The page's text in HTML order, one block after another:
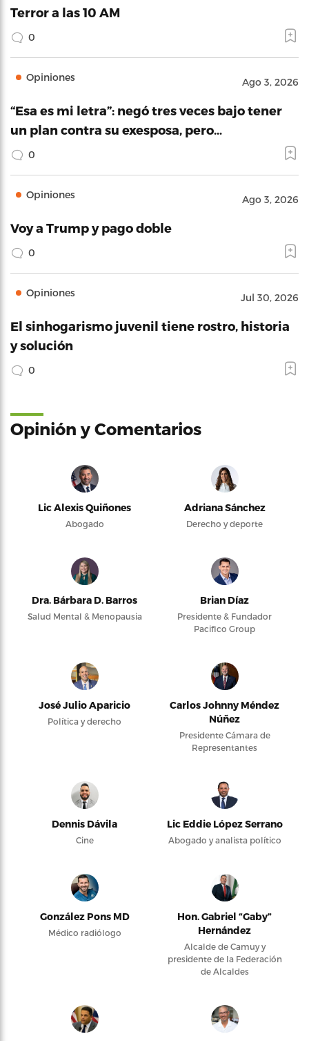
Terror a las 10 AM
0
Opiniones Ago 3, 2026
“Esa es mi letra”: negó tres veces bajo tener
un plan contra su exesposa, pero…
0
Opiniones Ago 3, 2026
Voy a Trump y pago doble
0
Opiniones Jul 30, 2026
El sinhogarismo juvenil tiene rostro, historia
y solución
0
Opinión y Comentarios
Lic Alexis Quiñones
Abogado
Adriana Sánchez
Derecho y deporte
Dra. Bárbara D. Barros
Salud Mental & Menopausia
Brian Díaz
Presidente & Fundador
Pacifico Group
José Julio Aparicio
Política y derecho
Carlos Johnny Méndez
Núñez
Presidente Cámara de
Representantes
Dennis Dávila
Cine
Lic Eddie López Serrano
Abogado y analista político
González Pons MD
Médico radiólogo
Hon. Gabriel “Gaby”
Hernández
Alcalde de Camuy y
presidente de la Federación
de Alcaldes